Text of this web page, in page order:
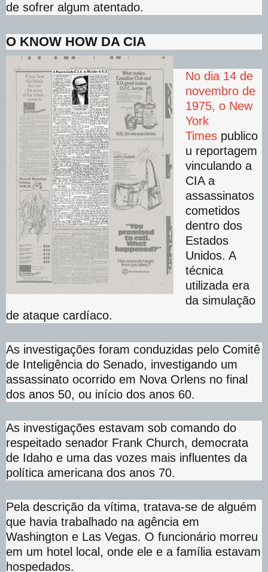
de sofrer algum atentado.
O KNOW HOW DA CIA
No dia 14 de
novembro de
1975, o New
York
Timespublico
u reportagem
vinculando a
CIA a
assassinatos
cometidos
dentro dos
Estados
Unidos. A
técnica
utilizada era
da simulação
de ataque cardíaco.
As investigações foram conduzidas pelo Comitê
de Inteligência do Senado, investigando um
assassinato ocorrido em Nova Orlens no final
dos anos 50, ou início dos anos 60.
As investigações estavam sob comando do
respeitado senador Frank Church, democrata
de Idaho e uma das vozes mais influentes da
política americana dos anos 70.
Pela descrição da vítima, tratava-se de alguém
que havia trabalhado na agência em
Washington e Las Vegas. O funcionário morreu
em um hotel local, onde ele e a família estavam
hospedados.